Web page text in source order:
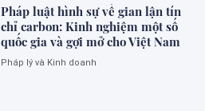
Pháp luật hình sự về gian lận tín
chỉ carbon: Kinh nghiệm một số
quốc gia và gợi mở cho Việt Nam
Pháp lý và Kinh doanh